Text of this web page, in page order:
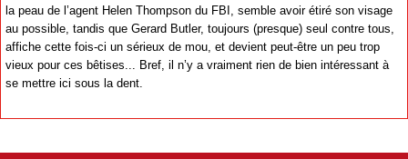
la peau de l’agent Helen Thompson du FBI, semble avoir étiré son visage
au possible, tandis que Gerard Butler, toujours (presque) seul contre tous,
affiche cette fois-ci un sérieux de mou, et devient peut-être un peu trop
vieux pour ces bêtises... Bref, il n’y a vraiment rien de bien intéressant à
se mettre ici sous la dent.